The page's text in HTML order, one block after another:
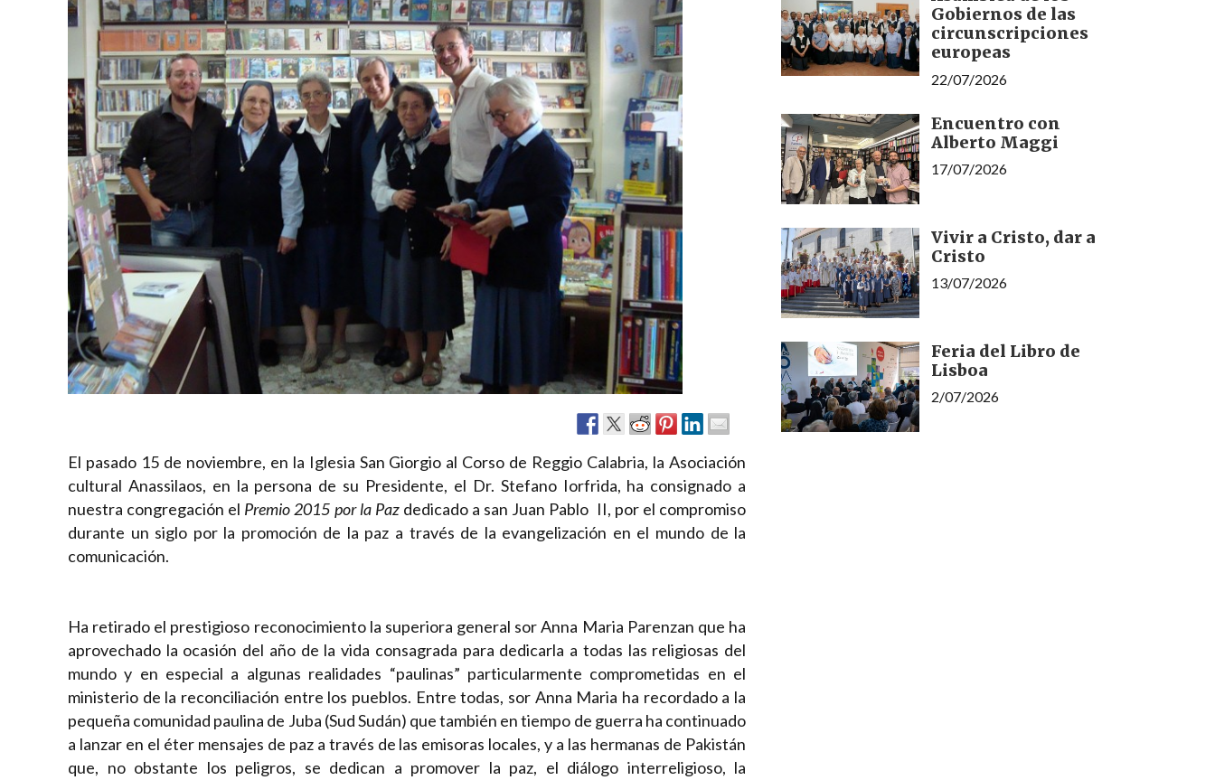
Narzole
San Lorenzo di Fossano
Susa
El pasado 15 de noviembre, en la Iglesia San Giorgio al Corso de Reggio Calabria, la Asociación
cultural Anassilaos, en la persona de su Presidente, el Dr. Stefano Iorfrida, ha consignado a
nuestra congregación el Premio 2015 por la Pazdedicado a san Juan Pablo II, por el compromiso
durante un siglo por la promoción de la paz a través de la evangelización en el mundo de la
comunicación.
Ha retirado el prestigioso reconocimiento la superiora general sor Anna Maria Parenzan que ha
aprovechado la ocasión del año de la vida consagrada para dedicarla a todas las religiosas del
mundo y en especial a algunas realidades “paulinas” particularmente comprometidas en el
ministerio de la reconciliación entre los pueblos. Entre todas, sor Anna Maria ha recordado a la
pequeña comunidad paulina de Juba (Sud Sudán) que también en tiempo de guerra ha continuado
a lanzar en el éter mensajes de paz a través de las emisoras locales, y a las hermanas de Pakistán
que, no obstante los peligros, se dedican a promover la paz, el diálogo interreligioso, la
Gobiernos de las
circunscripciones
europeas
22/07/2026
Encuentro con
Alberto Maggi
17/07/2026
Vivir a Cristo, dar a
Cristo
13/07/2026
Feria del Libro de
Lisboa
2/07/2026